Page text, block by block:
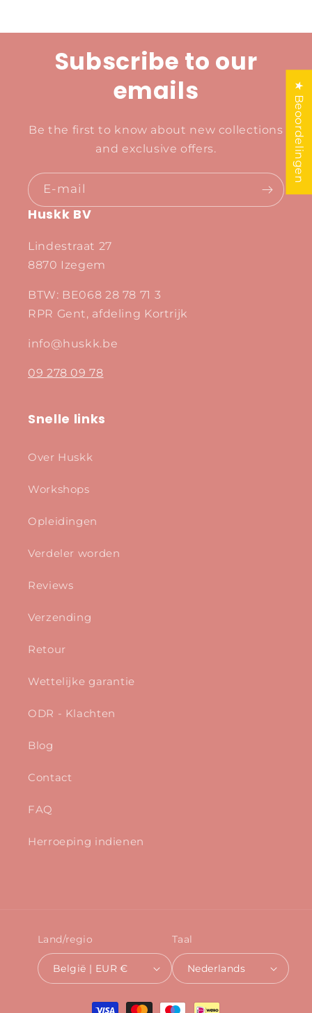
Subscribe to our
emails
Be the first to know about new collections
and exclusive offers.
E‑mail
Huskk BV
Lindestraat 27
8870 Izegem
BTW: BE068 28 78 71 3
RPR Gent, afdeling Kortrijk
info@huskk.be
09 278 09 78
Snelle links
Over Huskk
Workshops
Opleidingen
Verdeler worden
Reviews
Verzending
Retour
Wettelijke garantie
ODR - Klachten
Blog
Contact
FAQ
Herroeping indienen
Land/regio
België | EUR €
Taal
Nederlands
Betaalmethoden
★ Beoordelingen